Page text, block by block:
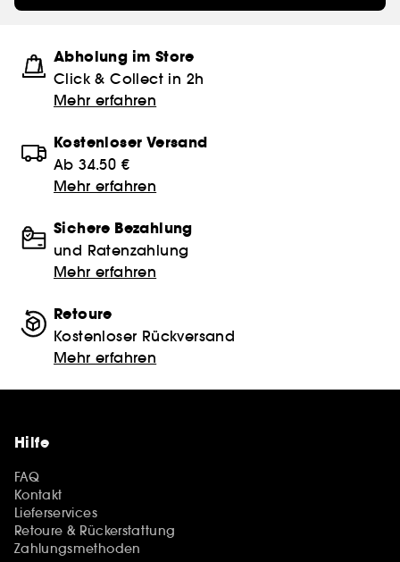
Abholung im Store
Click & Collect in 2h
Mehr erfahren
Kostenloser Versand
Ab 34.50 €
Mehr erfahren
Sichere Bezahlung
und Ratenzahlung
Mehr erfahren
Retoure
Kostenloser Rückversand
Mehr erfahren
Hilfe
FAQ
Kontakt
Lieferservices
Retoure & Rückerstattung
Zahlungsmethoden